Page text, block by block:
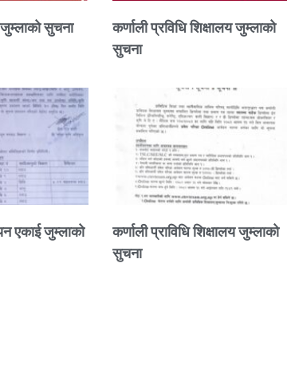
सुचना
कर्णाली प्रविधि शिक्षालय जुम्लाको
सुचना
एकाई जुम्लाको
कर्णाली प्राविधि शिक्षालय जुम्लाको
सुचना